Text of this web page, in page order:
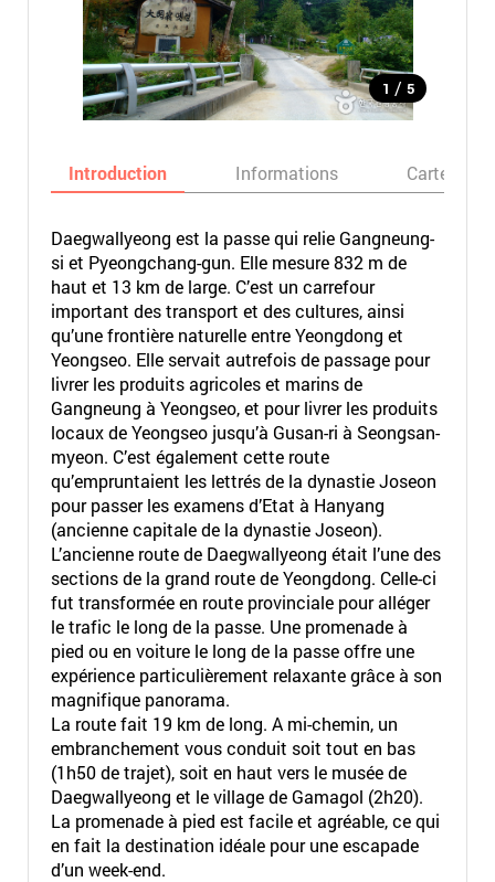
1 / 5
Introduction Informations Carte
Daegwallyeong est la passe qui relie Gangneung-
si et Pyeongchang-gun. Elle mesure 832 m de
haut et 13 km de large. C’est un carrefour
important des transport et des cultures, ainsi
qu’une frontière naturelle entre Yeongdong et
Yeongseo. Elle servait autrefois de passage pour
livrer les produits agricoles et marins de
Gangneung à Yeongseo, et pour livrer les produits
locaux de Yeongseo jusqu’à Gusan-ri à Seongsan-
myeon. C’est également cette route
qu’empruntaient les lettrés de la dynastie Joseon
pour passer les examens d’Etat à Hanyang
(ancienne capitale de la dynastie Joseon).
L’ancienne route de Daegwallyeong était l’une des
sections de la grand route de Yeongdong. Celle-ci
fut transformée en route provinciale pour alléger
le trafic le long de la passe. Une promenade à
pied ou en voiture le long de la passe offre une
expérience particulièrement relaxante grâce à son
magnifique panorama.
La route fait 19 km de long. A mi-chemin, un
embranchement vous conduit soit tout en bas
(1h50 de trajet), soit en haut vers le musée de
Daegwallyeong et le village de Gamagol (2h20).
La promenade à pied est facile et agréable, ce qui
en fait la destination idéale pour une escapade
d’un week-end.